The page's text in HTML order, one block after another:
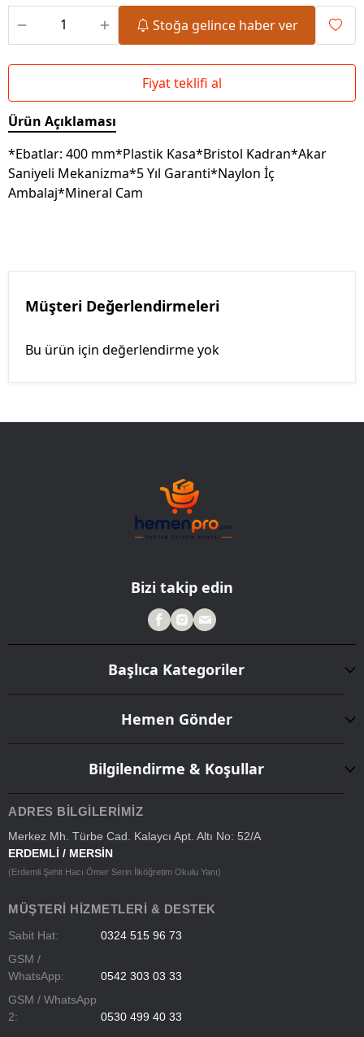
Stoğa gelince haber ver
Fiyat teklifi al
Ürün Açıklaması
*Ebatlar: 400 mm*Plastik Kasa*Bristol Kadran*Akar
Saniyeli Mekanizma*5 Yıl Garanti*Naylon İç
Ambalaj*Mineral Cam
Müşteri Değerlendirmeleri
Bu ürün için değerlendirme yok
Bizi takip edin
Başlıca Kategoriler
Hemen Gönder
Bilgilendirme & Koşullar
ADRES BILGILERIMIZ
Merkez Mh. Türbe Cad. Kalaycı Apt. Altı No: 52/A
ERDEMLİ / MERSİN
(Erdemli Şehit Hacı Ömer Serin İlköğretim Okulu Yanı)
MÜŞTERI HIZMETLERI & DESTEK
Sabit Hat:
0324 515 96 73
GSM /
WhatsApp:
0542 303 03 33
GSM / WhatsApp
2:
0530 499 40 33